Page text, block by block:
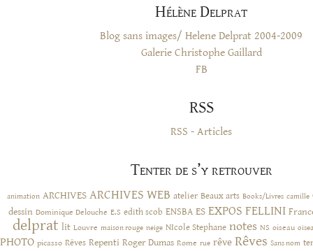
Hélène Delprat
Blog sans images/ Helene Delprat 2004-2009
Galerie Christophe Gaillard
FB
RSS
RSS - Articles
Tenter de s’y retrouver
animation ARCHIVES ARCHIVES WEB atelier Beaux arts Books/Livres camille
dessin Dominique Delouche E.S edith scob ENSBA ES EXPOS FELLINI
delprat lit Louvre maison rouge neige NIcole Stephane notes NS oiseau
PHOTO picasso Rêves Repenti Roger Dumas Rome rue rêve Rêves Sans nom